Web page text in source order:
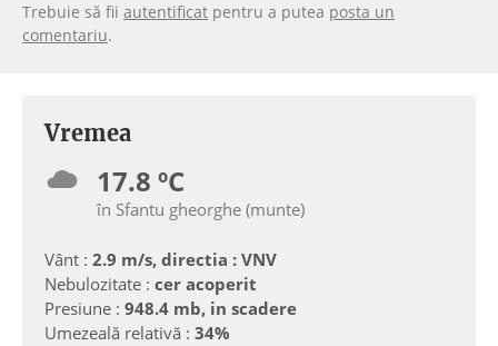
Trebuie să fii autentificat pentru a putea posta un
comentariu.
Vremea
17.8 ºC
în Sfantu gheorghe (munte)
Vânt : 2.9 m/s, directia : VNV
Nebulozitate : cer acoperit
Presiune : 948.4 mb, in scadere
Umezeală relativă : 34%